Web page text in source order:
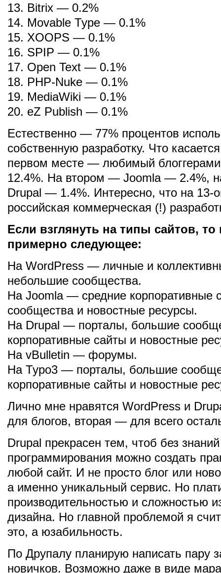
13. Bitrix — 0.2%
14. Movable Type — 0.1%
15. XOOPS — 0.1%
16. SPIP — 0.1%
17. Open Text — 0.1%
18. PHP-Nuke — 0.1%
19. MediaWiki — 0.1%
20. eZ Publish — 0.1%
Естественно — 77% процентов
собственную разработку. Что
первом месте — любимый
12.4%. На втором — Joomla — 2.4%,
Drupal — 1.4%. Интересно, что на 13-
российская коммерческая (!)
Если взглянуть на типы сайтов, то
примерно следующее:
На WordPress — личные и
небольшие сообщества.
На Joomla — средние корпоративные
сообщества и новостные ресурсы.
На Drupal — порталы, большие
корпоративные сайты и новостные
На vBulletin — форумы.
На Typo3 — порталы, большие
корпоративные сайты и новостные
Лично мне нравятся WordPress и
для блогов, вторая — для всего
Drupal прекрасен тем, чтоб без
программирования можно создать
любой сайт. И не просто блог или
а именно уникальный сервис. Но
производительностью и сложностью
дизайна. Но главной проблемой я
это, а юзабильность.
По Друпалу планирую написать пару
новичков. Возможно даже в виде